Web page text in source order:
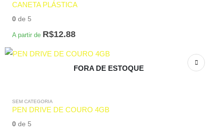
CANETA PLÁSTICA
0 de 5
A partir de R$12.88
FORA DE ESTOQUE
SEM CATEGORIA
PEN DRIVE DE COURO 4GB
0 de 5